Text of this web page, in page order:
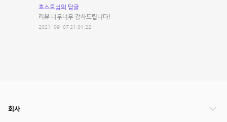
호스트님의 답글
리뷰 너무너무 감사드립니다!
2023-09-07 21:01:22
회사